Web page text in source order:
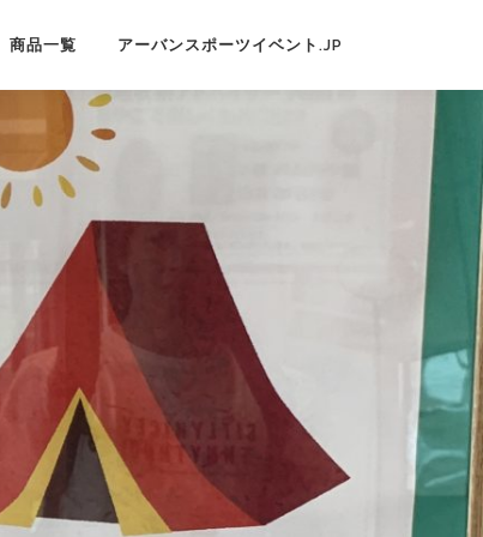
商品一覧 アーバンスポーツイベント.JP